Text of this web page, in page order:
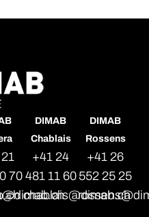
70
DIMAB
Chablais
+41 24
481 11 60
chablais@dimab.ch
DIMAB
Rossens
+41 26
552 25 25